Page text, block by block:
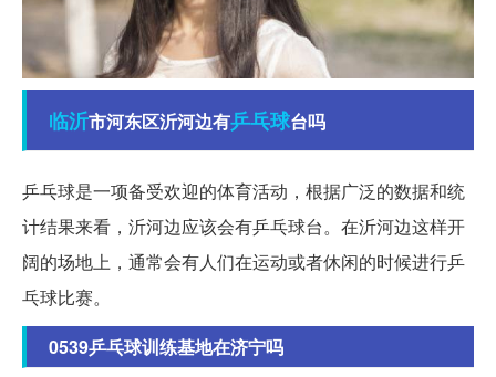
临沂市河东区沂河边有乒乓球台吗
乒乓球是一项备受欢迎的体育活动，根据广泛的数据和统
计结果来看，沂河边应该会有乒乓球台。在沂河边这样开
阔的场地上，通常会有人们在运动或者休闲的时候进行乒
乓球比赛。
0539乒乓球训练基地在济宁吗